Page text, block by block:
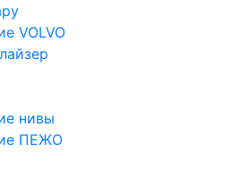
VOLVO
нивы
ПЕЖО